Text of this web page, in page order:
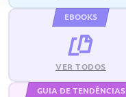
EBOOKS
VER TODOS
GUIA DE TENDÊNCIAS